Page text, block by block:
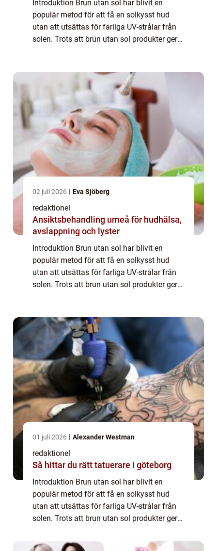
Introduktion Brun utan sol har blivit en
populär metod för att få en solkysst hud
utan att utsättas för farliga UV-strålar från
solen. Trots att brun utan sol produkter ger
02 juli 2026 Eva Sjöberg
redaktionel
Ansiktsbehandling umeå för hudhälsa,
avslappning och lyster
Introduktion Brun utan sol har blivit en
populär metod för att få en solkysst hud
utan att utsättas för farliga UV-strålar från
solen. Trots att brun utan sol produkter ger
01 juli 2026 Alexander Westman
redaktionel
Så hittar du rätt tatuerare i göteborg
Introduktion Brun utan sol har blivit en
populär metod för att få en solkysst hud
utan att utsättas för farliga UV-strålar från
solen. Trots att brun utan sol produkter ger
bort den om man ångrar sitt beslu...